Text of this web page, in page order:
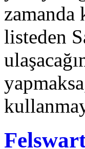
zamanda
listeden